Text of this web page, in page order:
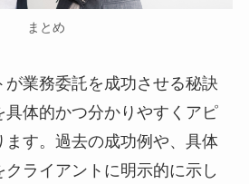
まとめ
業務委託を成功させる秘訣
具体的かつ分かりやすくアピ
ます。過去の成功例や、具体
ライアントに明示的に示し